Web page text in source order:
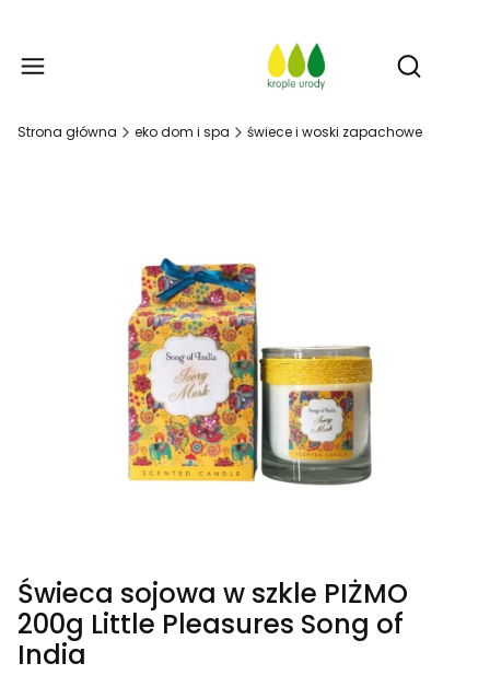
Otwórz
Strona główna eko dom i spa świece i woski zapachowe
Świeca sojowa w szkle PIŻMO
200g Little Pleasures Song of
India